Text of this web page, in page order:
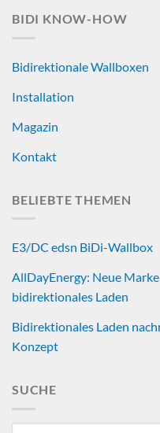
BIDI KNOW-HOW
Bidirektionale Wallboxen
Installation
Magazin
Kontakt
BELIEBTE THEMEN
E3/DC edsn BiDi-Wallbox
AllDayEnergy: Neue
bidirektionales Laden
Bidirektionales Laden
Konzept
SUCHE